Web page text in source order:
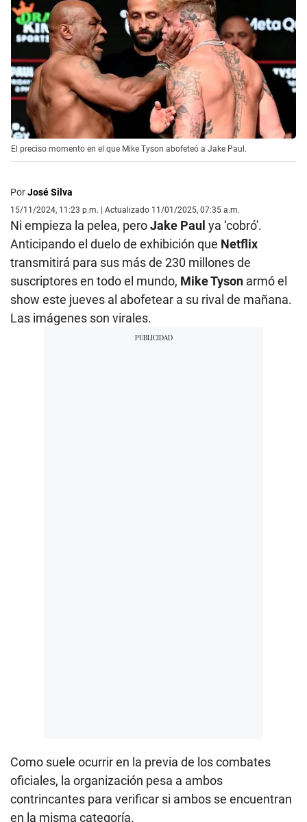
El preciso momento en el que Mike Tyson abofeteó a Jake Paul.
PorJosé Silva
15/11/2024, 11:23 p.m. | Actualizado 11/01/2025, 07:35 a.m.
Ni empieza la pelea, peroJake Paul ya ‘cobró'.
Anticipando el duelo de exhibición que Netflix
transmitirá para sus más de 230 millones de
suscriptores en todo el mundo, Mike Tyson armó el
show este jueves al abofetear a su rival de mañana.
Las imágenes son virales.
Como suele ocurrir en la previa de los combates
oficiales, la organización pesa a ambos
contrincantes para verificar si ambos se encuentran
en la misma categoría.